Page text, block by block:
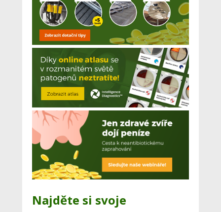
Najděte si svoje